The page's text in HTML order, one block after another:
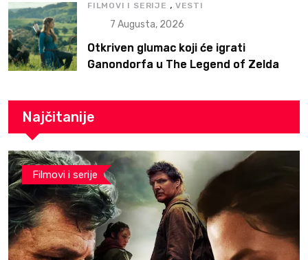
FILMOVI I SERIJE , VESTI
7 Augusta, 2026
Otkriven glumac koji će igrati
Ganondorfa u The Legend of Zelda
Najčitanije
Filmovi i serije